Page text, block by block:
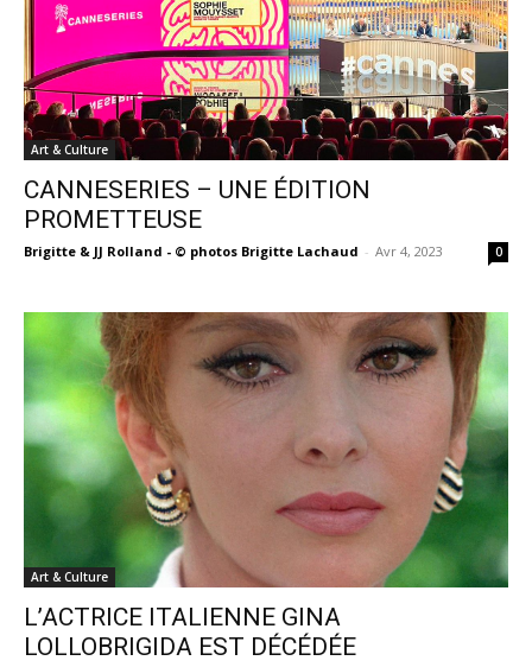
Art & Culture
CANNESERIES – UNE ÉDITION
PROMETTEUSE
Brigitte & JJ Rolland - © photos Brigitte Lachaud - Avr 4, 2023 0
Art & Culture
L’ACTRICE ITALIENNE GINA
LOLLOBRIGIDA EST DÉCÉDÉE